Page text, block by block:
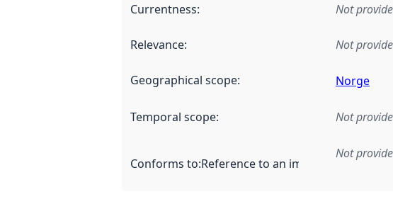
Currentness: Not
Relevance: Not
Geographical scope: Norge
Temporal scope: Not
Conforms to:Reference to an implementation
Not